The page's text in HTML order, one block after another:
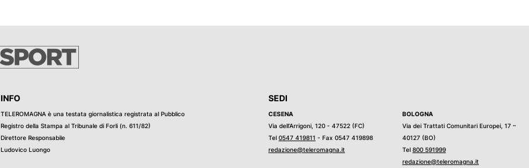
INFO
TELEROMAGNA è una testata giornalistica registrata al Pubblico
Registro della Stampa al Tribunale di Forli (n. 611/82)
Direttore Responsabile
Ludovico Luongo
SEDI
CESENA
Via dell’Arrigoni, 120 - 47522 (FC)
Tel 0547 419811 - Fax 0547 419898
redazione@teleromagna.it
BOLOGNA
Via dei Trattati Comunitari Europei, 17 –
40127 (BO)
Tel 800 591999
redazione@teleromagna.it